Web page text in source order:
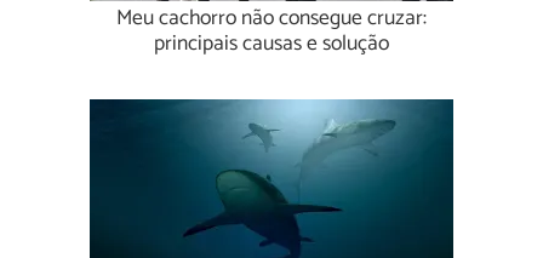
Meu cachorro não consegue cruzar:
principais causas e solução